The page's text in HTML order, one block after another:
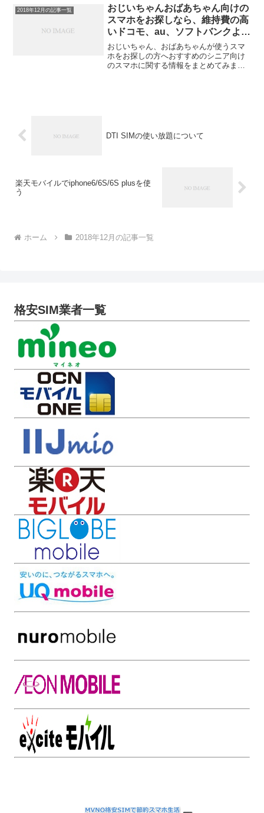
社の販売価格情報、最安値ショップ、ス
ペ...
2018年12月の記事一覧
おじいちゃんおばあちゃん向けの
スマホをお探しなら、維持費の高
いドコモ、au、ソフトバンクより
も月額料金も安く済む格安SIMの
スマホがおススメです。
おじいちゃん、おばあちゃんが使うスマ
ホをお探しの方へおすすめのシニア向け
のスマホに関する情報をまとめてみまし
DTI SIMの使い放題について
楽天モバイルでiphone6/6S/6S plusを使
う
ホーム 2018年12月の記事一覧
格安SIM業者一覧